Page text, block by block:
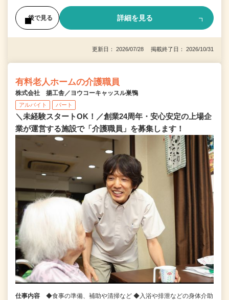
後で見る 詳細を見る
更新日： 2026/07/28 掲載終了日： 2026/10/31
有料老人ホームの介護職員
株式会社 揚工舎／ヨウコーキャッスル巣鴨
アルバイト パート
＼未経験スタートOK！／創業24周年・安心安定の上場企
業が運営する施設で「介護職員」を募集します！
仕事内容
◆食事の準備、補助や清掃など ◆入浴や排泄などの身体介助